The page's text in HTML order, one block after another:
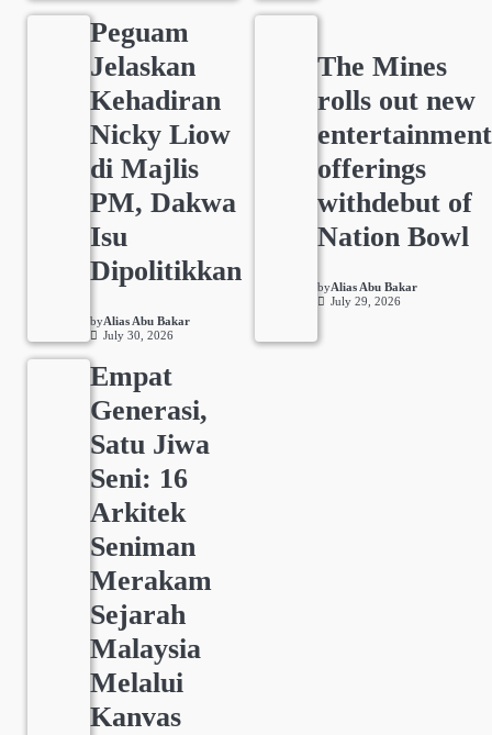
Peguam
Jelaskan
Kehadiran
Nicky Liow
di Majlis
PM, Dakwa
Isu
Dipolitikkan
byAlias Abu Bakar
July 30, 2026
The Mines
rolls out new
entertainment
offerings
withdebut of
Nation Bowl
byAlias Abu Bakar
July 29, 2026
Empat
Generasi,
Satu Jiwa
Seni: 16
Arkitek
Seniman
Merakam
Sejarah
Malaysia
Melalui
Kanvas